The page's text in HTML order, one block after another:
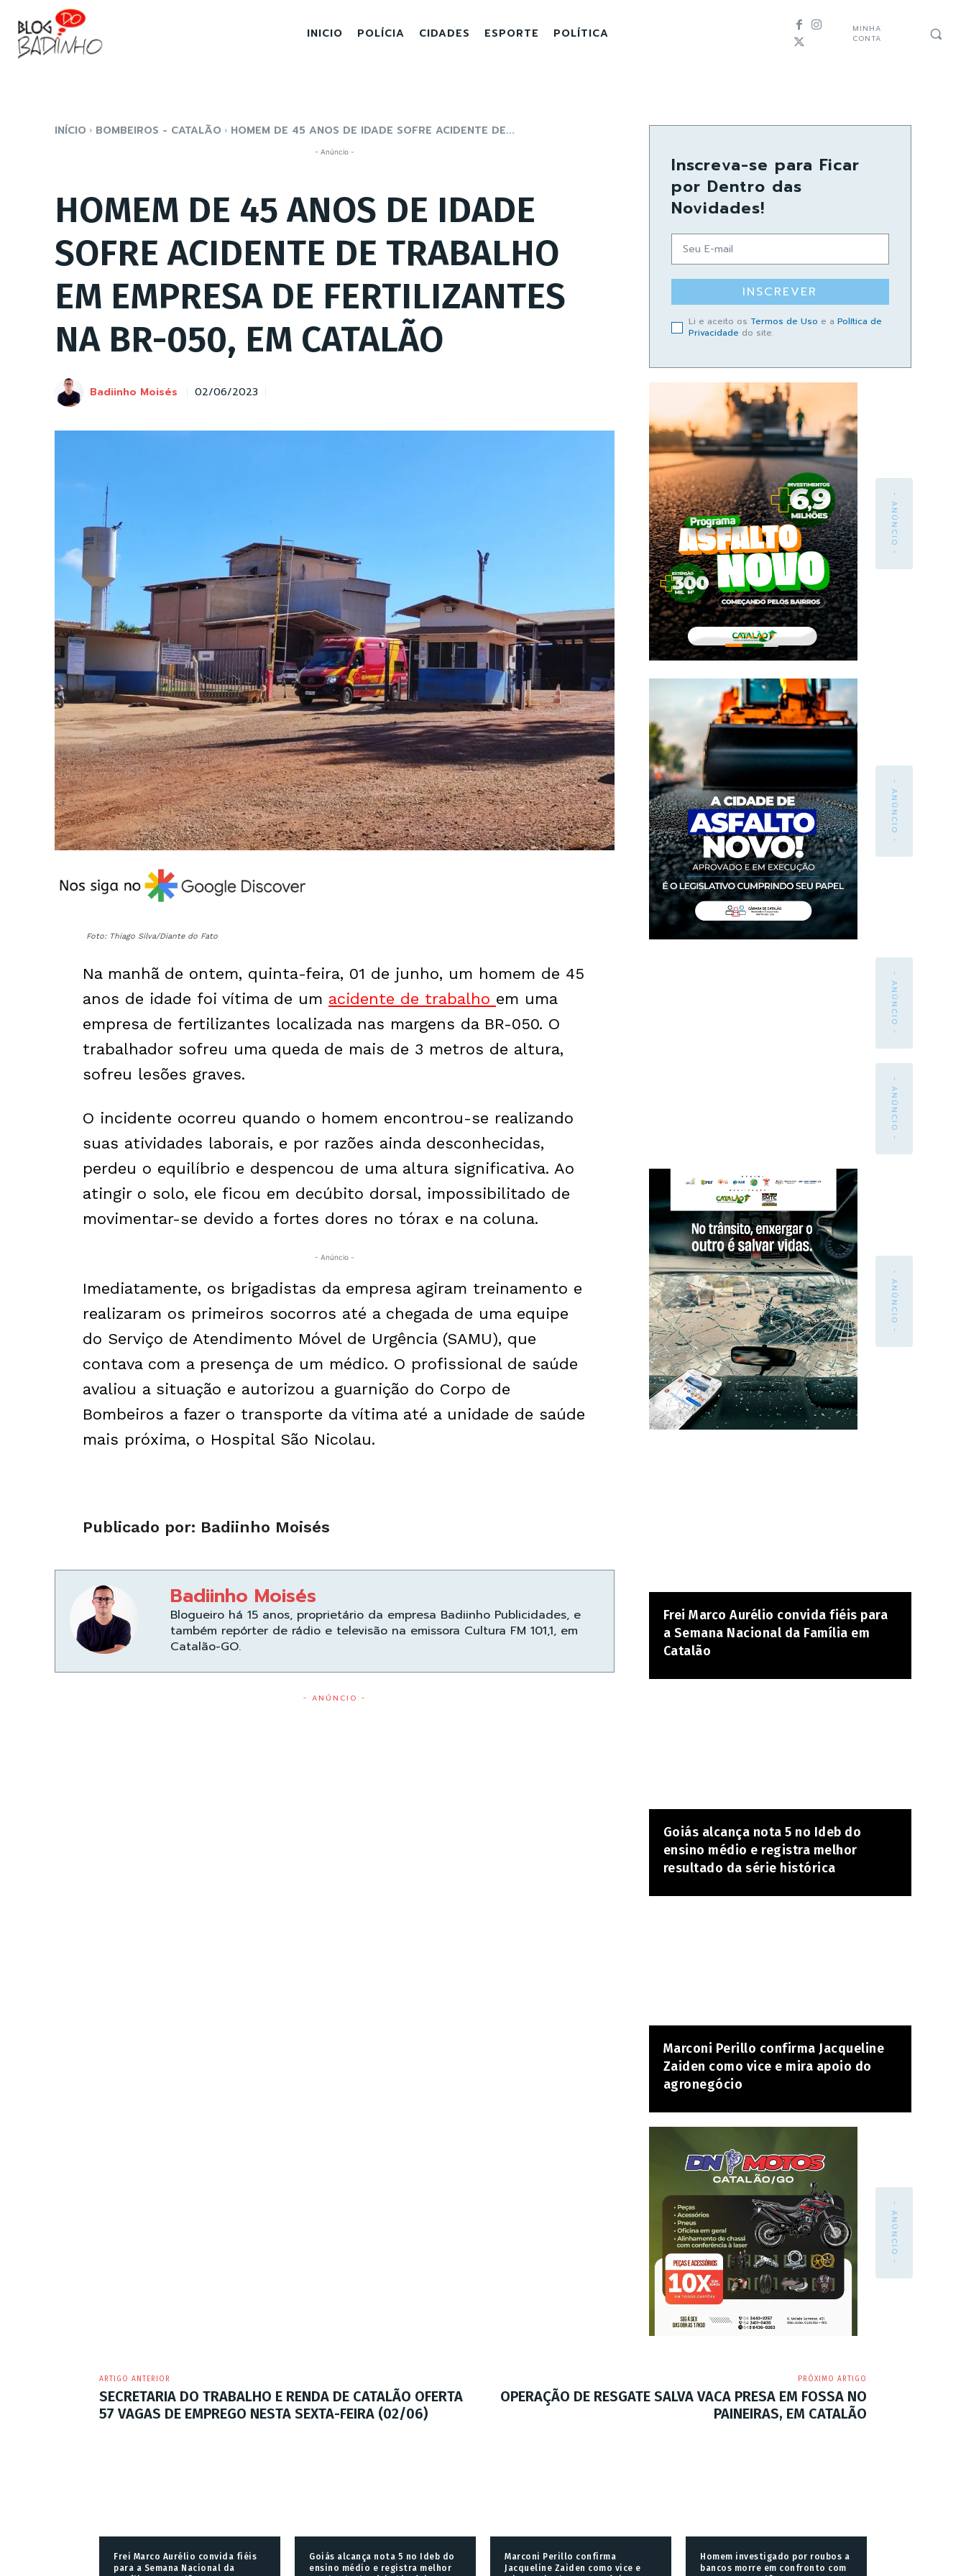
INICIO POLÍCIA CIDADES ESPORTE POLÍTICA
MINHA
CONTA
INÍCIO BOMBEIROS - CATALÃO HOMEM DE 45 ANOS DE IDADE SOFRE ACIDENTE DE...
- Anúncio -
HOMEM DE 45 ANOS DE IDADE
SOFRE ACIDENTE DE TRABALHO
EM EMPRESA DE FERTILIZANTES
NA BR-050, EM CATALÃO
Badiinho Moisés 02/06/2023
Foto: Thiago Silva/Diante do Fato
Na manhã de ontem, quinta-feira, 01 de junho, um homem de 45
anos de idade foi vítima de um acidente de trabalho em uma
empresa de fertilizantes localizada nas margens da BR-050. O
trabalhador sofreu uma queda de mais de 3 metros de altura,
sofreu lesões graves.
O incidente ocorreu quando o homem encontrou-se realizando
suas atividades laborais, e por razões ainda desconhecidas,
perdeu o equilíbrio e despencou de uma altura significativa. Ao
atingir o solo, ele ficou em decúbito dorsal, impossibilitado de
movimentar-se devido a fortes dores no tórax e na coluna.
- Anúncio -
Imediatamente, os brigadistas da empresa agiram treinamento e
realizaram os primeiros socorros até a chegada de uma equipe
do Serviço de Atendimento Móvel de Urgência (SAMU), que
contava com a presença de um médico. O profissional de saúde
avaliou a situação e autorizou a guarnição do Corpo de
Bombeiros a fazer o transporte da vítima até a unidade de saúde
mais próxima, o Hospital São Nicolau.
Publicado por: Badiinho Moisés
Badiinho Moisés
Blogueiro há 15 anos, proprietário da empresa Badiinho Publicidades, e
também repórter de rádio e televisão na emissora Cultura FM 101,1, em
Catalão-GO.
- ANÚNCIO -
Inscreva-se para Ficar
por Dentro das
Novidades!
INSCREVER
Li e aceito os Termos de Uso e a Política de
Privacidade do site.
- ANÚNCIO -
- ANÚNCIO -
- ANÚNCIO -
- ANÚNCIO -
- ANÚNCIO -
Frei Marco Aurélio convida fiéis para
a Semana Nacional da Família em
Catalão
Goiás alcança nota 5 no Ideb do
ensino médio e registra melhor
resultado da série histórica
Marconi Perillo confirma Jacqueline
Zaiden como vice e mira apoio do
agronegócio
- ANÚNCIO -
ARTIGO ANTERIOR
SECRETARIA DO TRABALHO E RENDA DE CATALÃO OFERTA
57 VAGAS DE EMPREGO NESTA SEXTA-FEIRA (02/06)
PRÓXIMO ARTIGO
OPERAÇÃO DE RESGATE SALVA VACA PRESA EM FOSSA NO
PAINEIRAS, EM CATALÃO
Frei Marco Aurélio convida fiéis
para a Semana Nacional da
Goiás alcança nota 5 no Ideb do
ensino médio e registra melhor
Marconi Perillo confirma
Jacqueline Zaiden como vice e
Homem investigado por roubos a
bancos morre em confronto com